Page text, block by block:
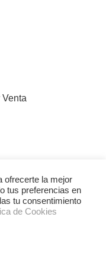
ofrecerte la mejor
tus preferencias en
tu consentimiento
de Cookies